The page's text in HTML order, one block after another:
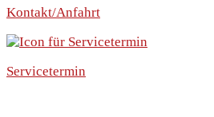
Kontakt/Anfahrt
Servicetermin